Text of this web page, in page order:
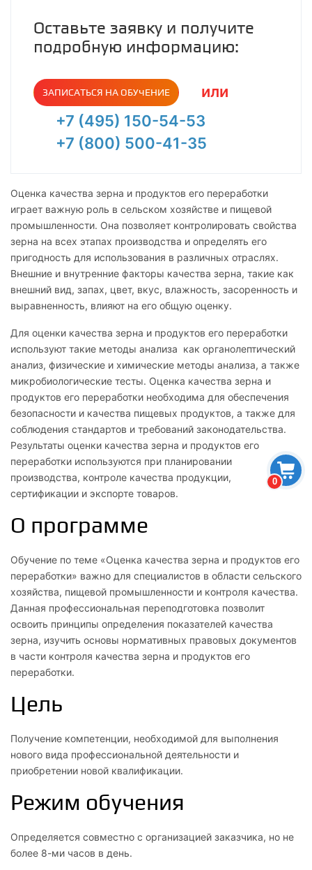
0
Оставьте заявку и получите
подробную информацию:
ЗАПИСАТЬСЯ НА ОБУЧЕНИЕ
или
+7 (495) 150-54-53
+7 (800) 500-41-35
Оценка качества зерна и продуктов его переработки
играет важную роль в сельском хозяйстве и пищевой
промышленности. Она позволяет контролировать свойства
зерна на всех этапах производства и определять его
пригодность для использования в различных отраслях.
Внешние и внутренние факторы качества зерна, такие как
внешний вид, запах, цвет, вкус, влажность, засоренность и
выравненность, влияют на его общую оценку.
Для оценки качества зерна и продуктов его переработки
используют такие методы анализа как органолептический
анализ, физические и химические методы анализа, а также
микробиологические тесты. Оценка качества зерна и
продуктов его переработки необходима для обеспечения
безопасности и качества пищевых продуктов, а также для
соблюдения стандартов и требований законодательства.
Результаты оценки качества зерна и продуктов его
переработки используются при планировании
производства, контроле качества продукции,
сертификации и экспорте товаров.
О программе
Обучение по теме «Оценка качества зерна и продуктов его
переработки» важно для специалистов в области сельского
хозяйства, пищевой промышленности и контроля качества.
Данная профессиональная переподготовка позволит
освоить принципы определения показателей качества
зерна, изучить основы нормативных правовых документов
в части контроля качества зерна и продуктов его
переработки.
Цель
Получение компетенции, необходимой для выполнения
нового вида профессиональной деятельности и
приобретении новой квалификации.
Режим обучения
Определяется совместно с организацией заказчика, но не
более 8-ми часов в день.